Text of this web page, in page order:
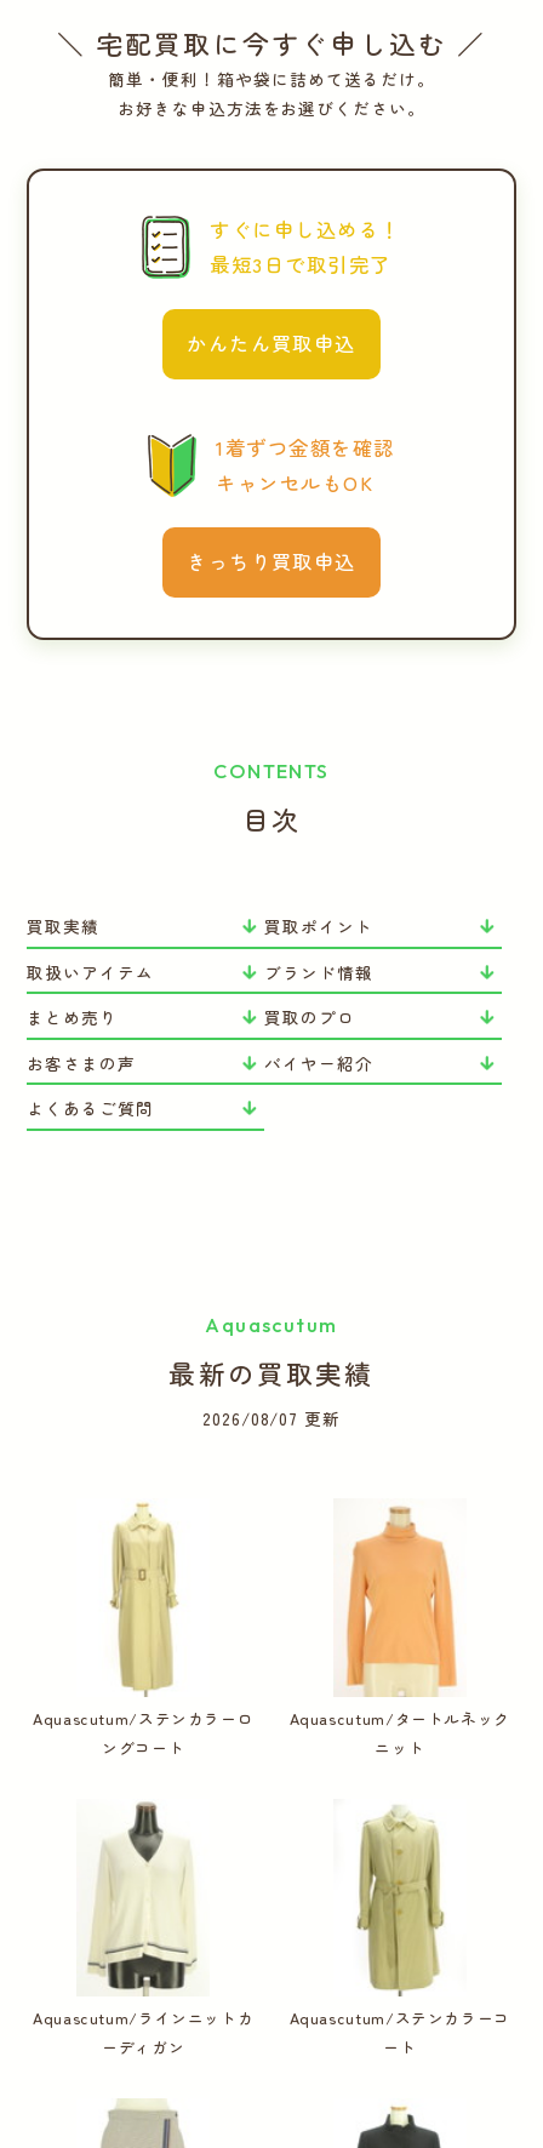
＼ 宅配買取に今すぐ申し込む ／
簡単・便利！箱や袋に詰めて送るだけ。
お好きな申込方法をお選びください。
すぐに申し込める！
最短3日で取引完了
かんたん買取申込
1着ずつ金額を確認
キャンセルもOK
きっちり買取申込
CONTENTS
目次
買取実績
買取ポイント
取扱いアイテム
ブランド情報
まとめ売り
買取のプロ
お客さまの声
バイヤー紹介
よくあるご質問
Aquascutum
最新の買取実績
2026/08/07 更新
Aquascutum/ステンカラーロ
ングコート
Aquascutum/タートルネック
ニット
Aquascutum/ラインニットカ
ーディガン
Aquascutum/ステンカラーコ
ート